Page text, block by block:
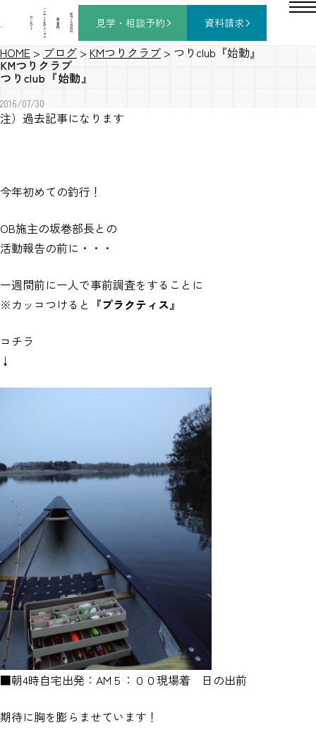
コ
ン
セ
プ
ト
バ
ー
チ
ャ
ル
モ
デ
ル
ハ
ウ
ス
施
工
事
例
家
づ
く
り
の
流
れ
見学・相談予約 資料請求
HOME > ブログ > KMつりクラブ > つりclub『始動』
KMつりクラブ
つりclub『始動』
2016/07/30
注）過去記事になります
今年初めての釣行！
OB施主の坂巻部長との
活動報告の前に・・・
一週間前に一人で事前調査をすることに
※カッコつけると 『プラクティス』
コチラ
↓
■朝4時自宅出発：AM５：００現場着 日の出前
期待に胸を膨らませています！